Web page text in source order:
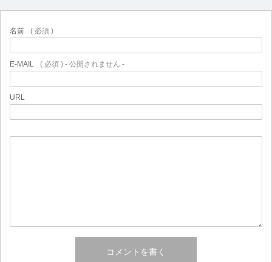
名前 ( 必須 )
E-MAIL ( 必須 ) - 公開されません -
URL